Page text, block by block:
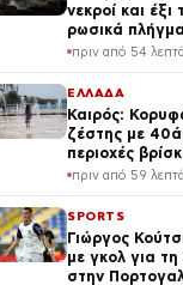
νεκροί και
ρωσικά
πριν από 54 λεπτά
ΕΛΛΑΔΑ
Καιρός:
ζέστης με
περιοχές
επίκεντρο και
πριν από 59 λεπτά
SPORTS
Γιώργος
με γκολ για
στην